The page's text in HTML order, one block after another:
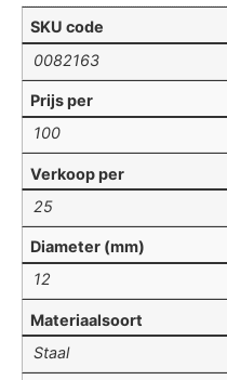
SKU code
0082163
Prijs per
100
Verkoop per
25
Diameter (mm)
12
Materiaalsoort
Staal